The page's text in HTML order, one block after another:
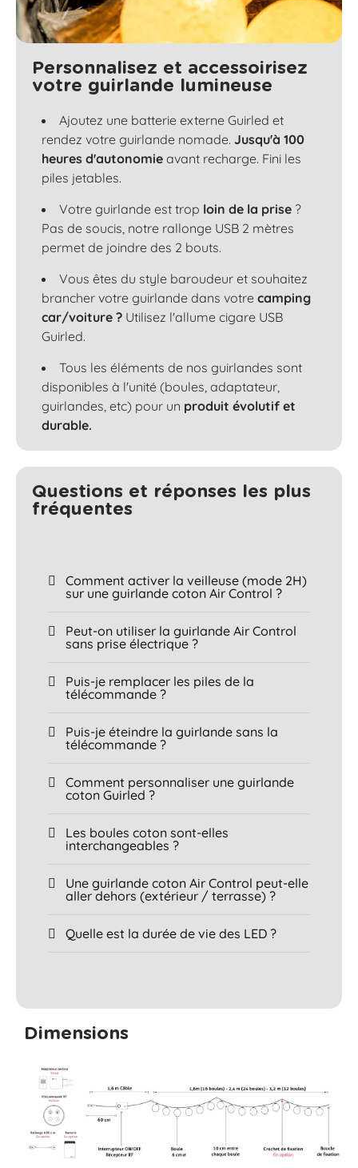
Personnalisez et accessoirisez
votre guirlande lumineuse
Ajoutez une batterie externe Guirled et
rendez votre guirlande nomade. Jusqu'à 100
heures d'autonomie avant recharge. Fini les
piles jetables.
Votre guirlande est trop loin de la prise ?
Pas de soucis, notre rallonge USB 2 mètres
permet de joindre des 2 bouts.
Vous êtes du style baroudeur et souhaitez
brancher votre guirlande dans votre camping
car/voiture ? Utilisez l'allume cigare USB
Guirled.
Tous les éléments de nos guirlandes sont
disponibles à l'unité (boules, adaptateur,
guirlandes, etc) pour un produit évolutif et
durable.
Questions et réponses les plus
fréquentes​
Comment activer la veilleuse (mode 2H)
sur une guirlande coton Air Control ?
Peut-on utiliser la guirlande Air Control
sans prise électrique ?
Puis-je remplacer les piles de la
télécommande ?
Puis-je éteindre la guirlande sans la
télécommande ?
Comment personnaliser une guirlande
coton Guirled ?
Les boules coton sont-elles
interchangeables ?
Une guirlande coton Air Control peut-elle
aller dehors (extérieur / terrasse) ?
Quelle est la durée de vie des LED ?
Dimensions